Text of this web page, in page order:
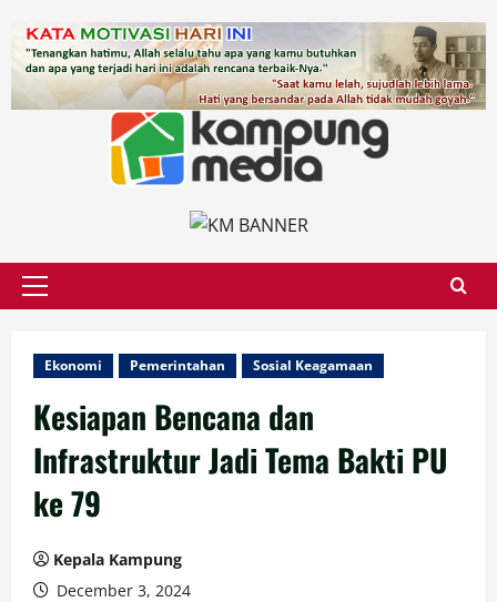
content
Primary
Ekonomi Pemerintahan Sosial Keagamaan
Kesiapan Bencana dan
Infrastruktur Jadi Tema Bakti PU
ke 79
Kepala Kampung
December 3, 2024